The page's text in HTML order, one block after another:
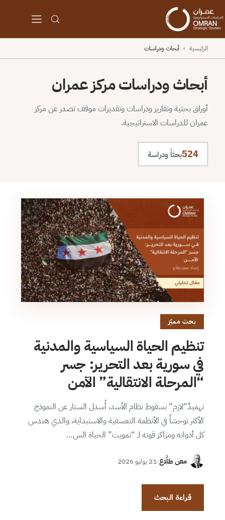
الرئيسية › أبحاث ودراسات
أبحاث ودراسات مركز عمران
أوراق بحثية وتقارير ودراسات وتقديرات موقف تصدر عن مركز
عمران للدراسات الاستراتيجية.
524بحثاً ودراسة
بحث مميّز
تنظيم الحياة السياسية والمدنية
في سورية بعد التحرير: جسر
“المرحلة الانتقالية” الآمن
تهميدٌ”لازم” بسقوط نظام الأسد، أُسدل الستار عن النموذج
الأكثر توحشاً في الأنظمة التعسفية والاستبداية، والذي هندس
كل أدواته ومراكز قوته لـ “تمويت” الحياة الس…
معن طلَّاع·21 يوليو 2026
قراءة البحث